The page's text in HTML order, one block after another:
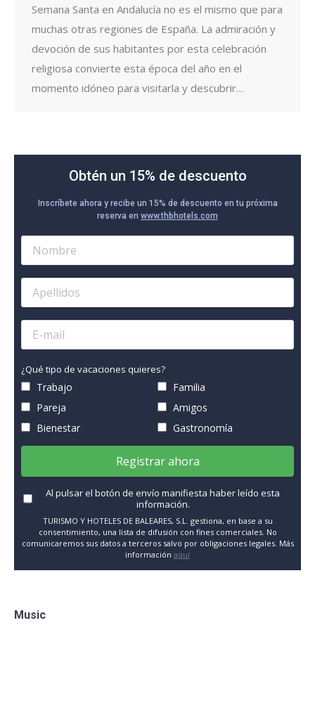
Semana Santa en Andalucía no es el mismo que para
muchas otras regiones de España. La admiración y
devoción de sus habitantes por esta celebración
religiosa convierte esta época del año en el
momento idóneo para visitarla y descubrir…
Obtén un 15% de descuento
Inscríbete ahora y recibe un 15% de descuento en tu próxima
reserva en www.thbhotels.com
¿Qué tipo de vacaciones quieres?
Trabajo
Familia
Pareja
Amigos
Bienestar
Gastronomía
Registrar ahora
Al pulsar el botón de envío manifiesta haber leído esta
información.
TURISMO Y HOTELES DE BALEARES, S.L. gestiona, en base a su
consentimiento, una lista de difusión con fines comerciales. No
comunicaremos sus datos a terceros salvo por obligaciones legales. Más
información aquí
Music